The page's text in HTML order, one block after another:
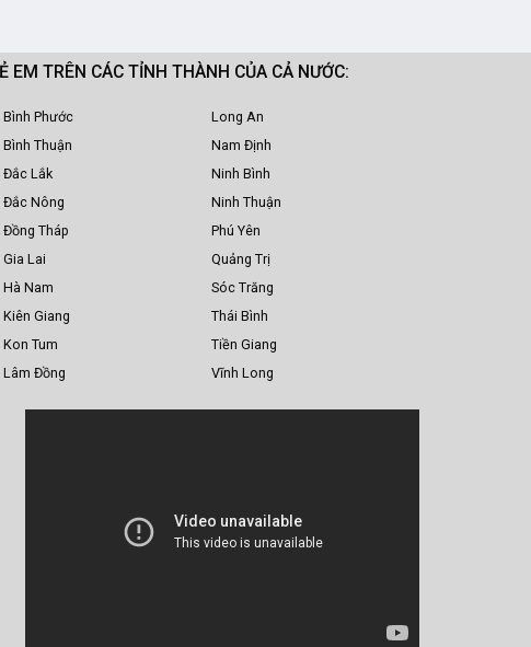
EM TRÊN CÁC TỈNH THÀNH CỦA CẢ NƯỚC:
Bình Phước
Bình Thuận
Đắc Lắk
Đắc Nông
Đồng Tháp
Gia Lai
Hà Nam
Kiên Giang
Kon Tum
Lâm Đồng
Long An
Nam Định
Ninh Bình
Ninh Thuận
Phú Yên
Quảng Trị
Sóc Trăng
Thái Bình
Tiền Giang
Vĩnh Long